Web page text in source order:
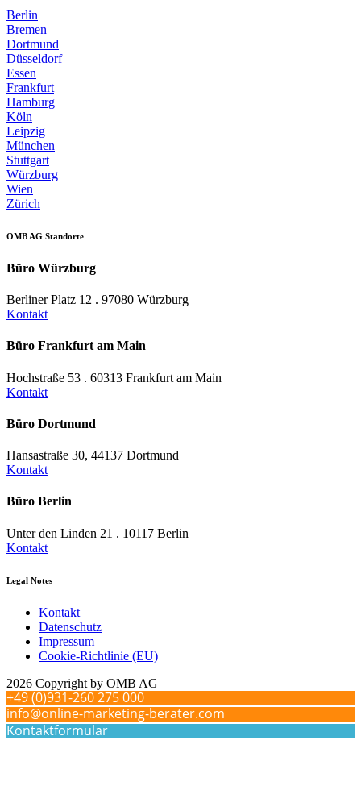
Berlin
Bremen
Dortmund
Düsseldorf
Essen
Frankfurt
Hamburg
Köln
Leipzig
München
Stuttgart
Würzburg
Wien
Zürich
OMB AG Standorte
Büro Würzburg
Berliner Platz 12 . 97080 Würzburg
Kontakt
Büro Frankfurt am Main
Hochstraße 53 . 60313 Frankfurt am Main
Kontakt
Büro Dortmund
Hansastraße 30, 44137 Dortmund
Kontakt
Büro Berlin
Unter den Linden 21 . 10117 Berlin
Kontakt
Legal Notes
Kontakt
Datenschutz
Impressum
Cookie-Richtlinie (EU)
2026 Copyright by OMB AG
+49 (0)931-260 275 000
info@online-marketing-berater.com
Kontaktformular